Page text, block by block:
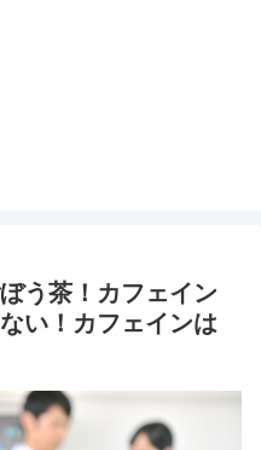
う茶！カフェイン
い！カフェインは